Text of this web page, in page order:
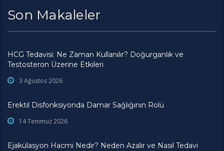
Son Makaleler
HCG Tedavisi: Ne Zaman Kullanılır? Doğurganlık ve
Testosteron Üzerine Etkileri
3 Ağustos 2026
Erektil Disfonksiyonda Damar Sağlığının Rolü
14 Temmuz 2026
Ejakülasyon Hacmi Nedir? Neden Azalır ve Nasıl Tedavi